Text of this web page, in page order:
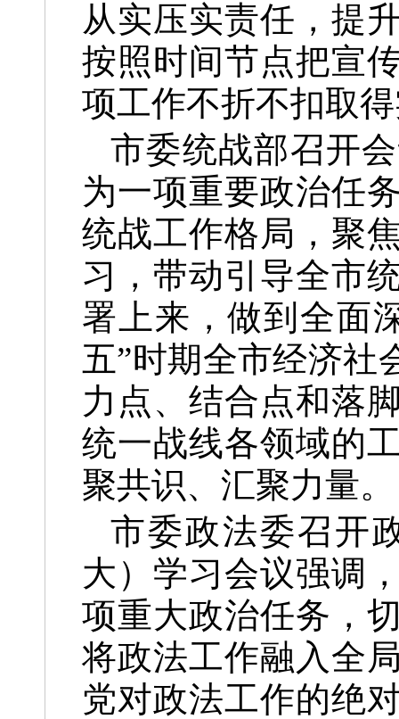
从实压实责任，提
按照时间节点把宣
项工作不折不扣取
市委统战部召开
为一项重要政治任
统战工作格局，聚
习，带动引导全市
署上来，做到全面
五”时期全市经济社
力点、结合点和落
统一战线各领域的
聚共识、汇聚力量。
市委政法委召开
大）学习会议强调
项重大政治任务，
将政法工作融入全
党对政法工作的绝